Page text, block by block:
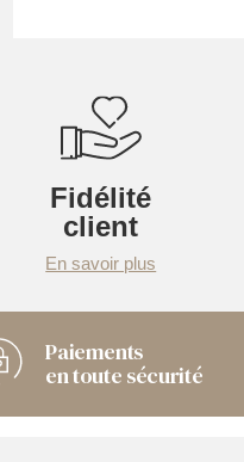
Fidélité
client
En savoir plus
Paiements
en toute sécurité